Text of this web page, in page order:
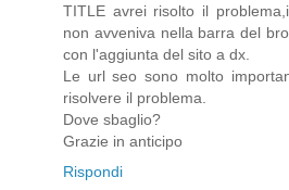
TITLE avrei risolto il
non avveniva nella barra del
con l'aggiunta del sito a dx.
Le url seo sono molto
risolvere il problema.
Dove sbaglio?
Grazie in anticipo
Rispondi